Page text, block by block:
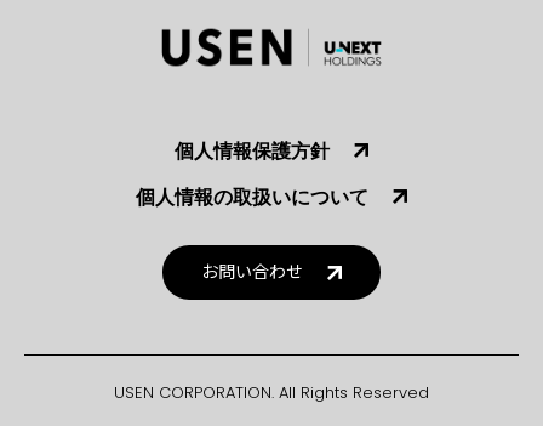
個人情報保護方針
個人情報の取扱いについて
お問い合わせ
USEN CORPORATION. All Rights Reserved